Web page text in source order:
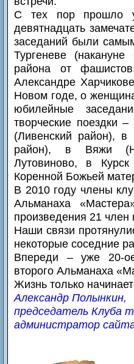
С тех пор прошло
девятнадцать
заседаний были
Тургеневе
района от
Александре
Новом годе, о
юбилейные
творческие поездки
(Ливенский район), в
район), в Вяжи
Лутовиново, в
Коренной Божьей
В 2010 году члены
Альманаха
произведения 21 член
Наши связи
некоторые соседние
Впереди – уже 20-
второго Альманаха
Жизнь только
Александр Полынкин,
председатель Клуба
администратор